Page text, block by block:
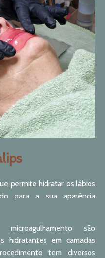
permite hidratar os lábios
para a sua aparência
são
hidratantes em camadas
tem diversos